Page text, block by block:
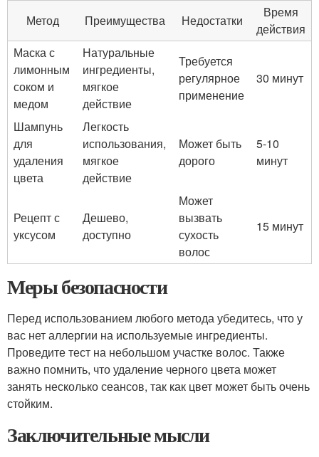
Метод Преимущества Недостатки
Время
действия
Маска с
лимонным
соком и
медом
Натуральные
ингредиенты,
мягкое
действие
Требуется
регулярное
применение
30 минут
Шампунь
для
удаления
цвета
Легкость
использования,
мягкое
действие
Может быть
дорого
5-10
минут
Рецепт с
уксусом
Дешево,
доступно
Может
вызвать
сухость
волос
15 минут
Меры безопасности
Перед использованием любого метода убедитесь, что у
вас нет аллергии на используемые ингредиенты.
Проведите тест на небольшом участке волос. Также
важно помнить, что удаление черного цвета может
занять несколько сеансов, так как цвет может быть очень
стойким.
Заключительные мысли